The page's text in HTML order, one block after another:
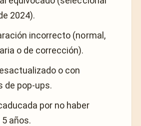
2024).
incorrecto (normal,
o de corrección).
o con
de pop-ups.
por no haber
años.